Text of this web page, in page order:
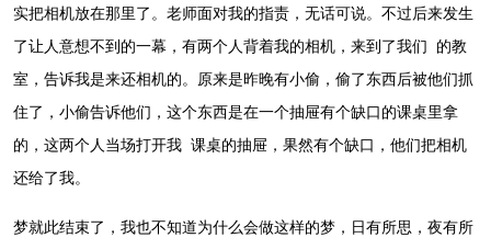
实把相机放在那里了。老师面对我的指责，无话可说。不过后来发生
了让人意想不到的一幕，有两个人背着我的相机，来到了我们 的教
室，告诉我是来还相机的。原来是昨晚有小偷，偷了东西后被他们抓
住了，小偷告诉他们，这个东西是在一个抽屉有个缺口的课桌里拿
的，这两个人当场打开我 课桌的抽屉，果然有个缺口，他们把相机
还给了我。
梦就此结束了，我也不知道为什么会做这样的梦，日有所思，夜有所